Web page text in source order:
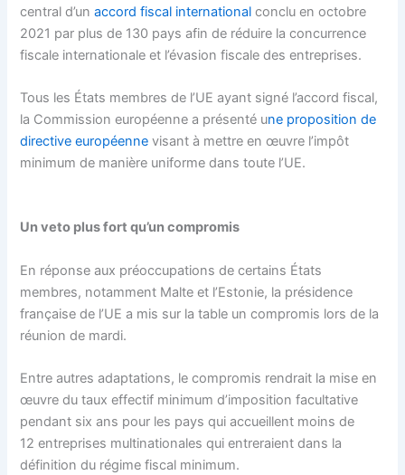
central d’unaccord fiscal international conclu en octobre
2021 par plus de 130 pays afin de réduire la concurrence
fiscale internationale et l’évasion fiscale des entreprises.
Tous les États membres de l’UE ayant signé l’accord fiscal,
la Commission européenne a présenté une proposition de
directive européenne visant à mettre en œuvre l’impôt
minimum de manière uniforme dans toute l’UE.
Un veto plus fort qu’un compromis
En réponse aux préoccupations de certains États
membres, notamment Malte et l’Estonie, la présidence
française de l’UE a mis sur la table un compromis lors de la
réunion de mardi.
Entre autres adaptations, le compromis rendrait la mise en
œuvre du taux effectif minimum d’imposition facultative
pendant six ans pour les pays qui accueillent moins de
12 entreprises multinationales qui entreraient dans la
définition du régime fiscal minimum.